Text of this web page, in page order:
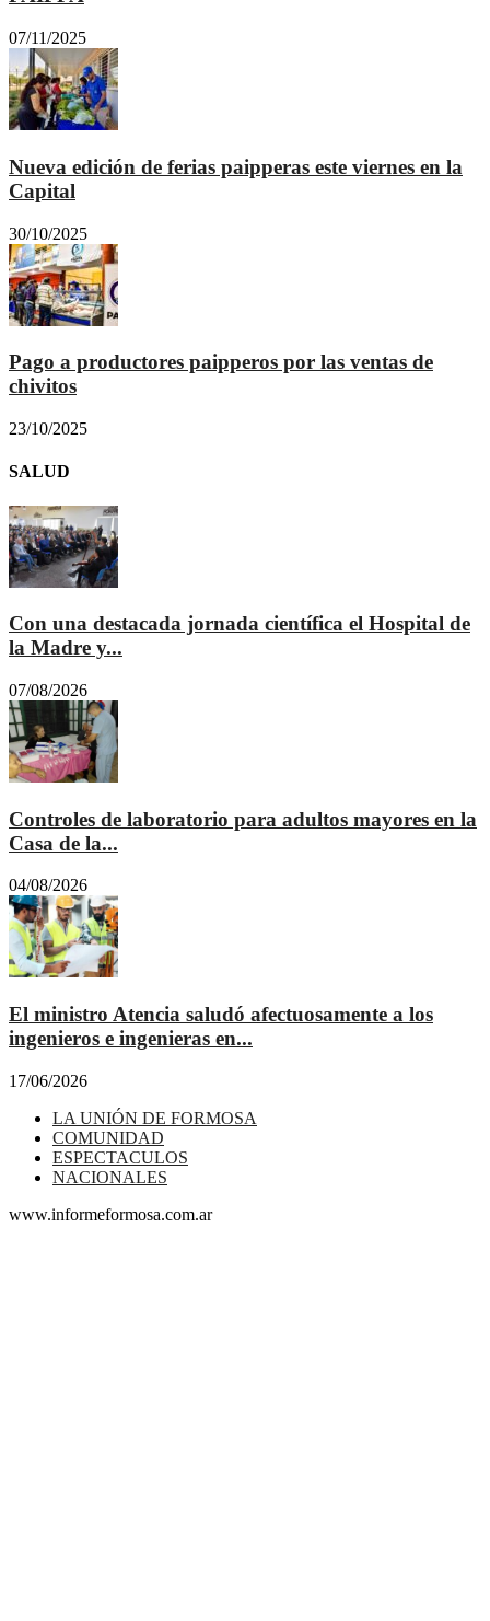
07/11/2025
Nueva edición de ferias paipperas este viernes en la
Capital
30/10/2025
Pago a productores paipperos por las ventas de
chivitos
23/10/2025
SALUD
Con una destacada jornada científica el Hospital de
la Madre y...
07/08/2026
Controles de laboratorio para adultos mayores en la
Casa de la...
04/08/2026
El ministro Atencia saludó afectuosamente a los
ingenieros e ingenieras en...
17/06/2026
LA UNIÓN DE FORMOSA
COMUNIDAD
ESPECTACULOS
NACIONALES
www.informeformosa.com.ar